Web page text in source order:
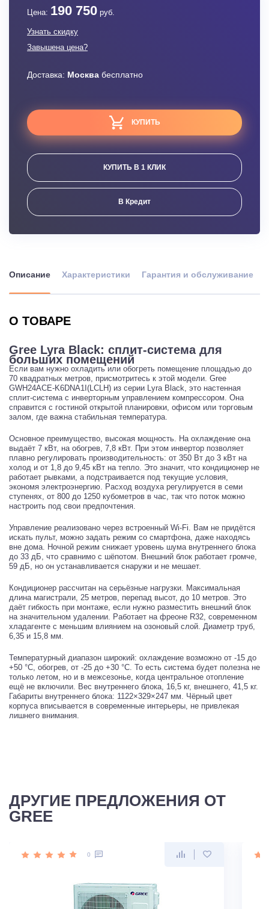
Цена: 190 750 руб.
Узнать скидку
Завышена цена?
Доставка: Москва бесплатно
КУПИТЬ
КУПИТЬ В 1 КЛИК
В Кредит
Описание Характеристики Гарантия и обслуживание
О ТОВАРЕ
Gree Lyra Black: сплит-система для
больших помещений
Если вам нужно охладить или обогреть помещение площадью до
70 квадратных метров, присмотритесь к этой модели. Gree
GWH24ACE-K6DNA1I(LCLH) из серии Lyra Black, это настенная
сплит-система с инверторным управлением компрессором. Она
справится с гостиной открытой планировки, офисом или торговым
залом, где важна стабильная температура.
Основное преимущество, высокая мощность. На охлаждение она
выдаёт 7 кВт, на обогрев, 7,8 кВт. При этом инвертор позволяет
плавно регулировать производительность: от 350 Вт до 3 кВт на
холод и от 1,8 до 9,45 кВт на тепло. Это значит, что кондиционер не
работает рывками, а подстраивается под текущие условия,
экономя электроэнергию. Расход воздуха регулируется в семи
ступенях, от 800 до 1250 кубометров в час, так что поток можно
настроить под свои предпочтения.
Управление реализовано через встроенный Wi-Fi. Вам не придётся
искать пульт, можно задать режим со смартфона, даже находясь
вне дома. Ночной режим снижает уровень шума внутреннего блока
до 33 дБ, что сравнимо с шёпотом. Внешний блок работает громче,
59 дБ, но он устанавливается снаружи и не мешает.
Кондиционер рассчитан на серьёзные нагрузки. Максимальная
длина магистрали, 25 метров, перепад высот, до 10 метров. Это
даёт гибкость при монтаже, если нужно разместить внешний блок
на значительном удалении. Работает на фреоне R32, современном
хладагенте с меньшим влиянием на озоновый слой. Диаметр труб,
6,35 и 15,8 мм.
Температурный диапазон широкий: охлаждение возможно от -15 до
+50 °C, обогрев, от -25 до +30 °C. То есть система будет полезна не
только летом, но и в межсезонье, когда центральное отопление
ещё не включили. Вес внутреннего блока, 16,5 кг, внешнего, 41,5 кг.
Габариты внутреннего блока: 1122×329×247 мм. Чёрный цвет
корпуса вписывается в современные интерьеры, не привлекая
лишнего внимания.
ДРУГИЕ ПРЕДЛОЖЕНИЯ ОТ
GREE
0